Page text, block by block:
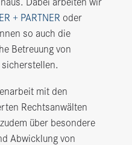
+ PARTNER oder
so auch die
Betreuung von
mit den
Rechtsanwälten
über besondere
Abwicklung von